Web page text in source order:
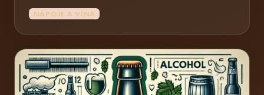
NÁPOJE A VÍNA